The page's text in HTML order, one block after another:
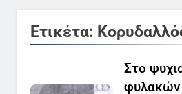
Ετικέτα:
Στο
φυλακών
6
Στον ΑΝΤ1